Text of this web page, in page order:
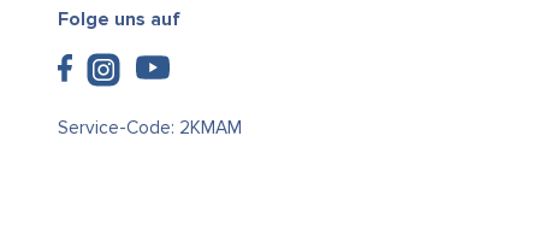
Folge uns auf
Service-Code: 2KMAM